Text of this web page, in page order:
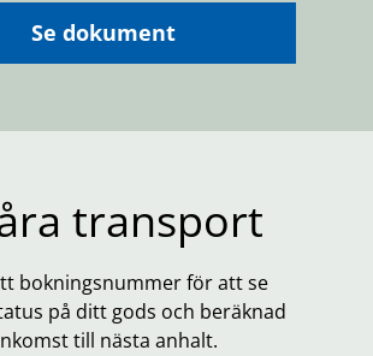
Se dokument
transport
bokningsnummer för att se
på ditt gods och beräknad
till nästa anhalt.